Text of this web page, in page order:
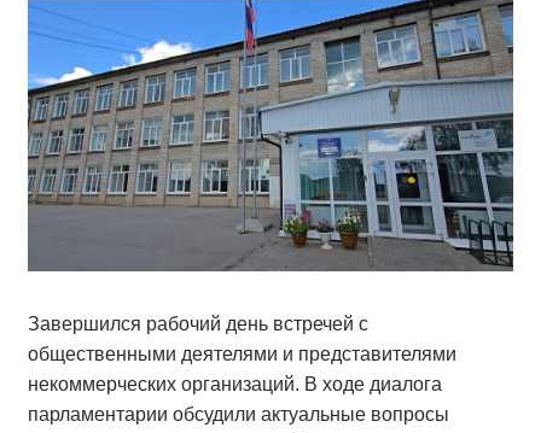
Завершился рабочий день встречей с
общественными деятелями и представителями
некоммерческих организаций. В ходе диалога
парламентарии обсудили актуальные вопросы